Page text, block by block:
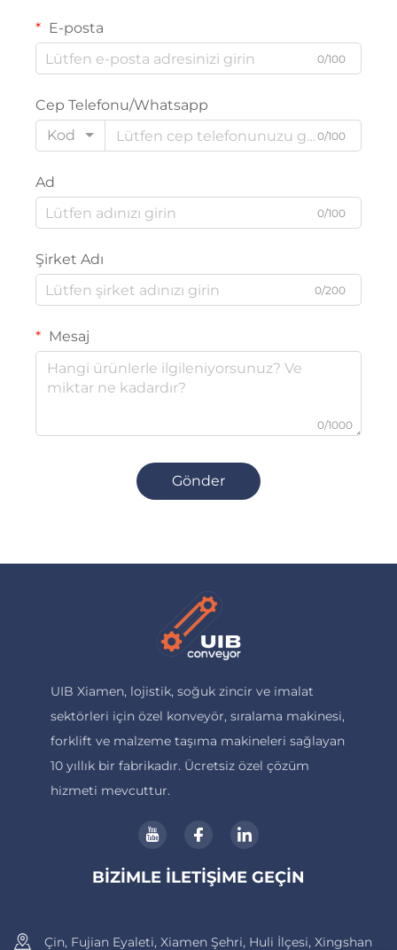
E-posta
0/100
Cep Telefonu/Whatsapp
Kod
0/100
Ad
0/100
Şirket Adı
0/200
Mesaj
0/1000
Gönder
UIB Xiamen, lojistik, soğuk zincir ve imalat
sektörleri için özel konveyör, sıralama makinesi,
forklift ve malzeme taşıma makineleri sağlayan
10 yıllık bir fabrikadır. Ücretsiz özel çözüm
hizmeti mevcuttur.
BIZIMLE İLETIŞIME GEÇIN
Çin, Fujian Eyaleti, Xiamen Şehri, Huli İlçesi, Xingshan